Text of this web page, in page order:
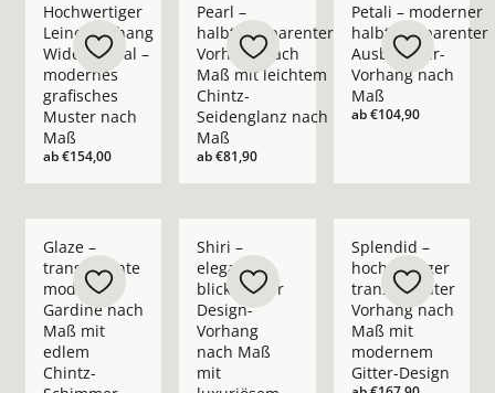
Hochwertiger
Leinenvorhang
Wide Appeal –
modernes
grafisches
Muster nach
Maß
ab€154,00
Pearl –
halbtransparenter
Vorhang nach
Maß mit leichtem
Chintz-
Seidenglanz nach
Maß
ab€81,90
Petali – moderner
halbtransparenter
Ausbrenner-
Vorhang nach
Maß
ab€104,90
Glaze –
transparente
moderne
Gardine nach
Maß mit
edlem
Chintz-
Shiri –
eleganter
blickdichter
Design-
Vorhang
nach Maß
mit
Splendid –
hochwertiger
transparenter
Vorhang nach
Maß mit
modernem
Gitter-Design